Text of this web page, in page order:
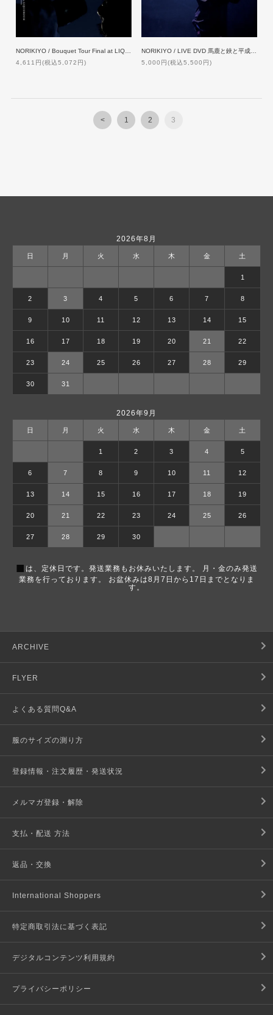
4,611円(税込5,072円)
5,000円(税込5,500円)
< 1 2 3
2026年8月
日 月 火 水 木 金 土
1
2 3 4 5 6 7 8
9 10 11 12 13 14 15
16 17 18 19 20 21 22
23 24 25 26 27 28 29
30 31
2026年9月
日 月 火 水 木 金 土
1 2 3 4 5
6 7 8 9 10 11 12
13 14 15 16 17 18 19
20 21 22 23 24 25 26
27 28 29 30
■ は、定休日です。発送業務もお休みいたします。 月・金のみ発送
業務を行っております。 お盆休みは8月7日から17日までとなりま
す。
ARCHIVE
FLYER
よくある質問Q&A
服のサイズの測り方
登録情報・注文履歴・発送状況
メルマガ登録・解除
支払・配送 方法
返品・交換
International Shoppers
特定商取引法に基づく表記
デジタルコンテンツ利用規約
プライバシーポリシー